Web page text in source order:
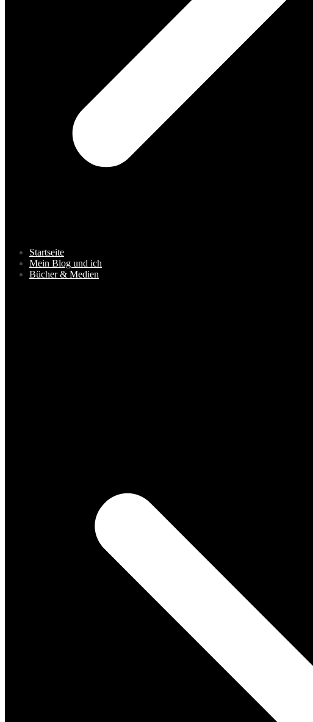
Startseite
Mein Blog und ich
Bücher & Medien